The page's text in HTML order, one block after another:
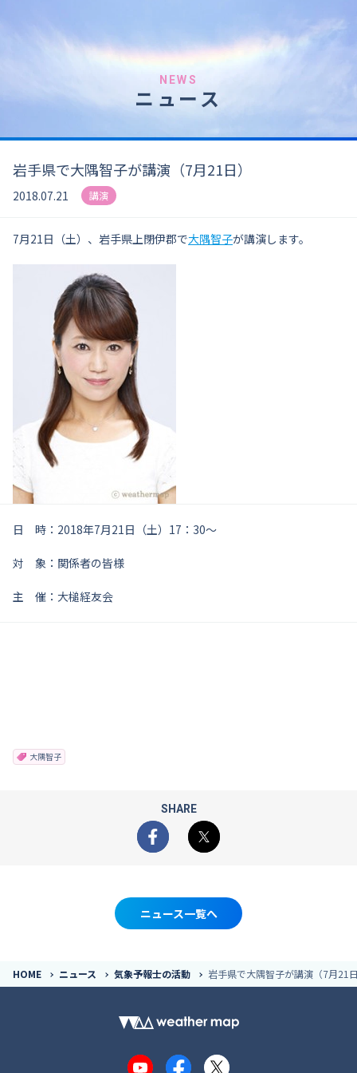
NEWS
ニュース
岩手県で大隅智子が講演（7月21日）
2018.07.21 講演
7月21日（土）、岩手県上閉伊郡で大隅智子が講演します。
日 時：2018年7月21日（土）17：30～
対 象：関係者の皆様
主 催：大槌経友会
大隅智子
SHARE
Facebook
X
ニュース一覧へ
HOME ニュース 気象予報士の活動 岩手県で大隅智子が講演（7月21